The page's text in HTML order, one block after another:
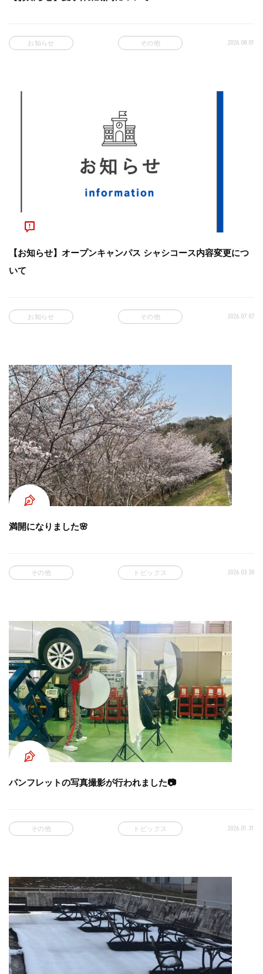
お知らせ その他 2026.08.01
【お知らせ】オープンキャンパス シャシコース内容変更につ
いて
お知らせ その他 2026.07.07
満開になりました🌸
その他 トピックス 2026.03.30
パンフレットの写真撮影が行われました📷
その他 トピックス 2026.01.31